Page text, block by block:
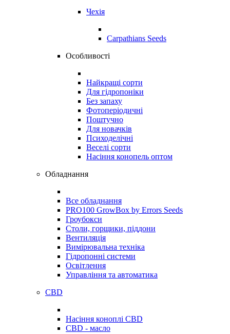
Чехія
Carpathians Seeds
Особливості
Найкращі сорти
Для гідропоніки
Без запаху
Фотоперіодичні
Поштучно
Для новачків
Психоделічні
Веселі сорти
Насіння конопель оптом
Обладнання
Все обладнання
PRO100 GrowBox by Errors Seeds
Гроубокси
Столи, горщики, піддони
Вентиляція
Вимірювальна техніка
Гідропонні системи
Освітлення
Управління та автоматика
CBD
Насіння коноплі CBD
CBD - масло